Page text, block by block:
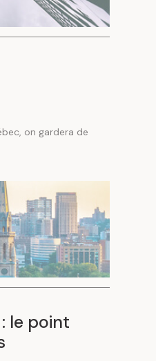
on gardera de
le point